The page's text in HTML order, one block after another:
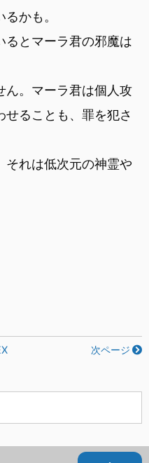
かも。
るとマーラ君の邪魔は
ん。マーラ君は個人攻
ることも、罪を犯さ
それは低次元の神霊や
次ページ